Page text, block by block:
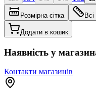
Розмірна сітка Всі
Додати в кошик
Наявність у
Контакти магазинів